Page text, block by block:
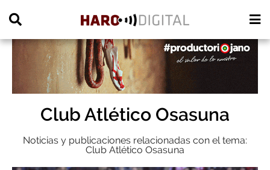
Club Atlético Osasuna
Noticias y publicaciones relacionadas con el tema:
Club Atlético Osasuna